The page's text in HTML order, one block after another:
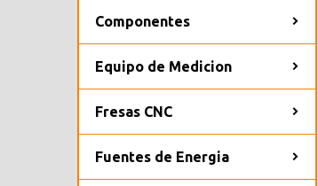
Componentes
Equipo de Medicion
Fresas CNC
Fuentes de Energia